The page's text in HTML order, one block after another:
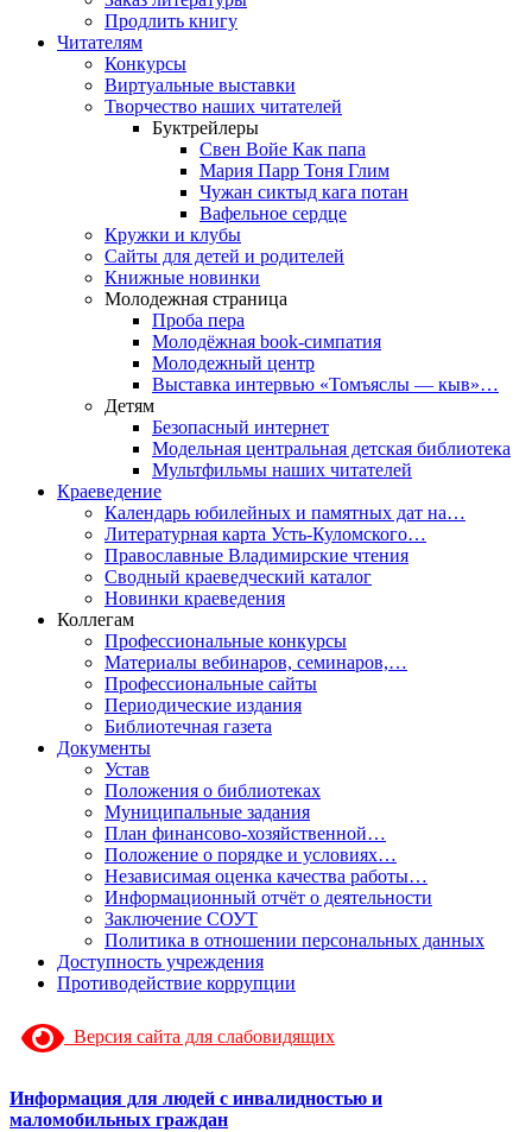
Продлить книгу
Читателям
Конкурсы
Виртуальные выставки
Творчество наших читателей
Буктрейлеры
Свен Войе Как папа
Мария Парр Тоня Глим
Чужан сиктыд кага потан
Вафельное сердце
Кружки и клубы
Сайты для детей и родителей
Книжные новинки
Молодежная страница
Проба пера
Молодёжная book-симпатия
Молодежный центр
Выставка интервью «Томъяслы — кыв»…
Детям
Безопасный интернет
Модельная центральная детская библиотека
Мультфильмы наших читателей
Краеведение
Календарь юбилейных и памятных дат на…
Литературная карта Усть-Куломского…
Православные Владимирские чтения
Сводный краеведческий каталог
Новинки краеведения
Коллегам
Профессиональные конкурсы
Материалы вебинаров, семинаров,…
Профессиональные сайты
Периодические издания
Библиотечная газета
Документы
Устав
Положения о библиотеках
Муниципальные задания
План финансово-хозяйственной…
Положение о порядке и условиях…
Независимая оценка качества работы…
Информационный отчёт о деятельности
Заключение СОУТ
Политика в отношении персональных данных
Доступность учреждения
Противодействие коррупции
Версия сайта для слабовидящих
Информация для людей с инвалидностью и
маломобильных граждан